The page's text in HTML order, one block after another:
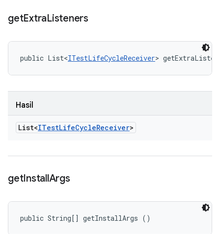
getExtraListeners
public List<ITestLifeCycleReceiver>
Hasil
List<ITestLifeCycleReceiver>
getInstallArgs
public String[] getInstallArgs ()